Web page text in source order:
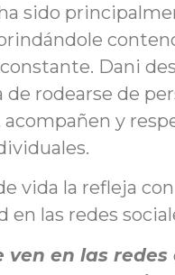
sido
Dani
rodearse de
acompañen y
vida la refleja con
las redes
ven en las redes